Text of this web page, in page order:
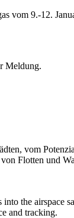
9.-12.
Meldung.
vom
Flotten und
the airspace
and tracking.